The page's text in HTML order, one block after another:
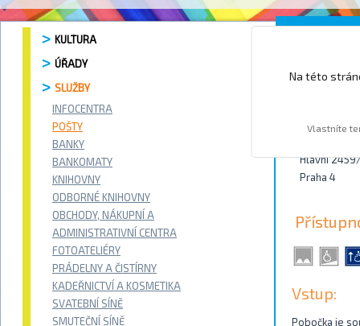
KULTURA
ÚŘADY
SLUŽBY
INFOCENTRA
POŠTY
BANKY
BANKOMATY
KNIHOVNY
ODBORNÉ KNIHOVNY
OBCHODY, NÁKUPNÍ A
ADMINISTRATIVNÍ CENTRA
FOTOATELIÉRY
PRÁDELNY A ČISTÍRNY
KADEŘNICTVÍ A KOSMETIKA
SVATEBNÍ SÍNĚ
SMUTEČNÍ SÍNĚ
Hlavní
Praha 4
Vstup:
Pobočka je
Na této
Vlastníte